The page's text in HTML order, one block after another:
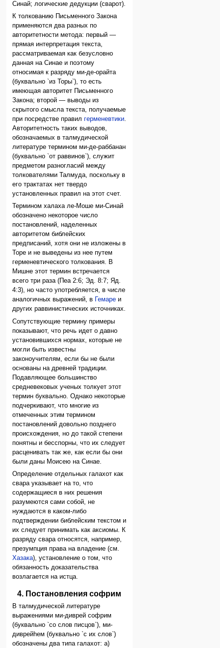
Синай; логические дедукции (сварот).
К толкованию Письменного Закона
применяются два разных по
авторитетности метода: первый —
прямая интерпретация текста,
рассматриваемая как безусловно
данная на Синае и поэтому
относимая к разряду ми-де-орайта
(буквально `из Торы`), то есть
имеющая авторитет Письменного
Закона; второй — выводы из
скрытого смысла текста, получаемые
при посредстве правилгерменевтики.
Авторитетность таких выводов,
обозначаемых в талмудической
литературе термином ми-де-раббанан
(буквально `от раввинов`), служит
предметом разногласий между
толкователями Талмуда, поскольку в
его трактатах нет твердо
установленных правил на этот счет.
Термином халаха ле-Моше ми-Синай
обозначено некоторое число
постановлений, наделенных
авторитетом библейских
предписаний, хотя они не изложены в
Торе и не выведены из нее путем
герменевтического толкования. В
Мишне этот термин встречается
всего три раза (Пеа 2:6; Эд. 8:7; Яд.
4:3), но часто употребляется, в числе
аналогичных выражений, в
Гемаре и
других раввинистических источниках.
Сопутствующие термину примеры
показывают, что речь идет о давно
установившихся нормах, которые не
могли быть известны
законоучителям, если бы не были
основаны на древней традиции.
Подавляющее большинство
средневековых ученых толкует этот
термин буквально. Однако некоторые
подчеркивают, что многие из
отмеченных этим термином
постановлений довольно позднего
происхождения, но до такой степени
понятны и бесспорны, что их следует
расценивать так же, как если бы они
были даны Моисею на Синае.
Определение отдельных галахот как
свара указывает на то, что
содержащиеся в них решения
разумеются сами собой, не
нуждаются в каком-либо
подтверждении библейским текстом и
их следует принимать как аксиомы. К
разряду свара относятся, например,
презумпция права на владение (см.
Хазака), установление о том, что
обязанность доказательства
возлагается на истца.
4. Постановления софрим
В талмудической литературе
выражениями ми-диврей софрим
(буквально `со слов писцов`), ми-
диврейhем (буквально `с их слов`)
обозначены два типа галахот: а)